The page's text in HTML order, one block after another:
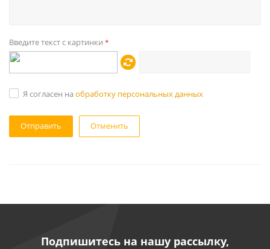
Введите текст с картинки *
Я согласен на обработку персональных данных
Отменить
Подпишитесь на нашу рассылку,